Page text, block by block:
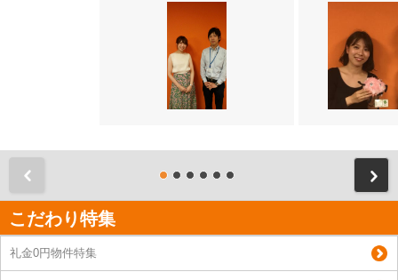
こだわり特集
礼金0円物件特集